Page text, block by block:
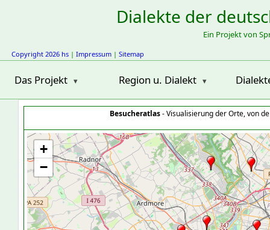
Dialekte der
Ein Projekt von
Copyright 2026 hs | Impressum | Sitemap
Das Projekt Region u. Dialekt
Besucheratlas- Visualisierung der Orte, von
+
−